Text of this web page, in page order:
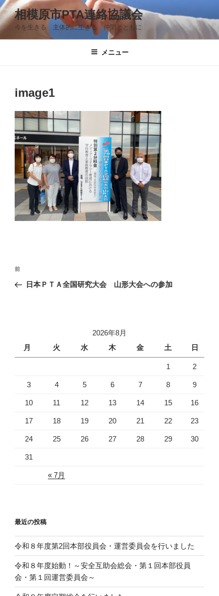
コ
ン
テ
ン
相模原市PTA連絡協議会
今を生きる 主体的に生きる 仲間とともに
メニュー
image1
投
ナ
ョ
過
去
前
日本ＰＴＡ全国研究大会 山形大会への参加
2026年8月
月
火 水 木 金 土 日
« 7月
1 2
3 4 5 6 7 8 9
10 11 12 13 14 15 16
17 18 19 20 21 22 23
24 25 26 27 28 29 30
31
最近の投稿
令和８年度第2回本部役員会・運営委員会を行いました
令和８年度始動！～安全互助会総会・第１回本部役員
会・第１回運営委員会～